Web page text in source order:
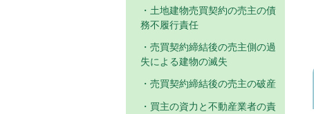
土地建物売買契約の売主の債
務不履行責任
売買契約締結後の売主側の過
失による建物の滅失
売買契約締結後の売主の破産
買主の資力と不動産業者の責